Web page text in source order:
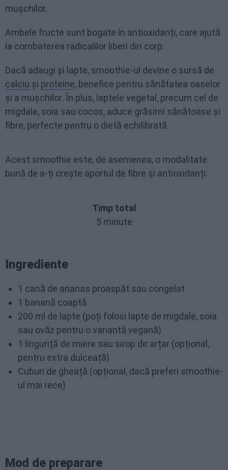
mușchilor.
Ambele fructe sunt bogate în antioxidanți, care ajută
la combaterea radicalilor liberi din corp.
Dacă adaugi și lapte, smoothie-ul devine o sursă de
calciu și proteine, benefice pentru sănătatea oaselor
și a mușchilor. În plus, laptele vegetal, precum cel de
migdale, soia sau cocos, aduce grăsimi sănătoase și
fibre, perfecte pentru o dietă echilibrată.
Acest smoothie este, de asemenea, o modalitate
bună de a-ți crește aportul de fibre și antioxidanți.
Timp total
5 minute
Ingrediente
1 cană de ananas proaspăt sau congelat
1 banană coaptă
200 ml de lapte (poți folosi lapte de migdale, soia
sau ovăz pentru o variantă vegană)
1 linguriță de miere sau sirop de arțar (opțional,
pentru extra dulceață)
Cuburi de gheață (opțional, dacă preferi smoothie-
ul mai rece)
Mod de preparare